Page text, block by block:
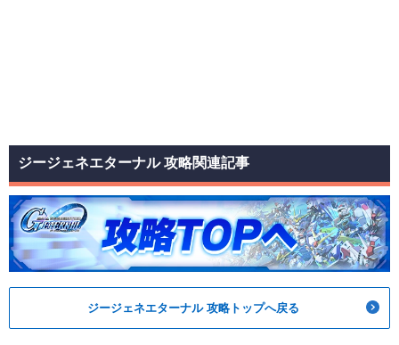
ジージェネエターナル 攻略関連記事
ジージェネエターナル 攻略トップへ戻る